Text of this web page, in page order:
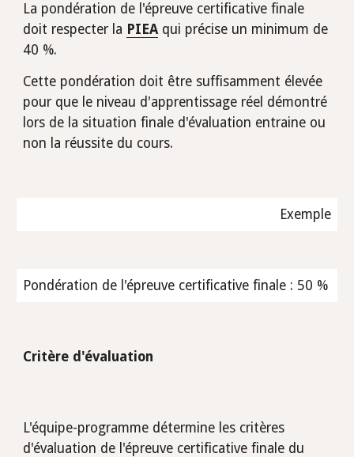
La pondération de l'épreuve certificative finale
doit respecter la PIEA qui précise un minimum de
40 %.
Cette pondération doit être suffisamment élevée
pour que le niveau d'apprentissage réel démontré
lors de la situation finale d'évaluation entraine ou
non la réussite du cours.
Exemple
Pondération de l'épreuve certificative finale : 50 %
Critère d'évaluation
L'équipe-programme détermine les critères
d'évaluation de l'épreuve certificative finale du